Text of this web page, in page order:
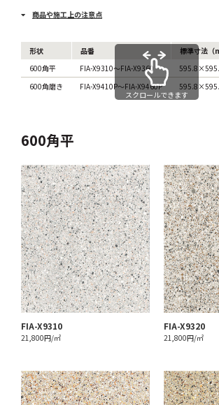
商品や施工上の注意点
形状 品番 標準寸法（
600角平
FIA-X9310～FIA-X9360
600角磨き
FIA-X9410P～FIA-X9460P
スクロールできます
600角平
FIA-X9310
21,800円/㎡
FIA-X9320
21,800円/㎡